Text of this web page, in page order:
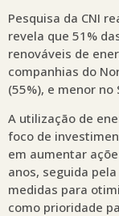
Pesquisa da CNI
revela que 51%
renováveis de
companhias do
(55%), e menor no
A utilização de
foco de
em aumentar
anos, seguida
medidas para
como prioridade